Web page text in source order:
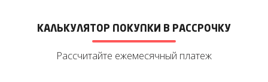
КАЛЬКУЛЯТОР ПОКУПКИ В РАССРОЧКУ
Рассчитайте ежемесячный платеж